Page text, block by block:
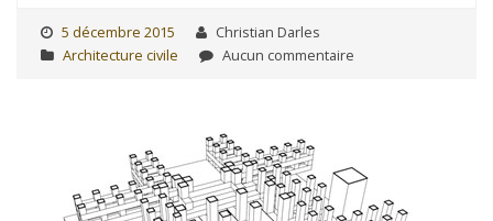
5 décembre 2015
Christian Darles
Architecture civile
Aucun commentaire